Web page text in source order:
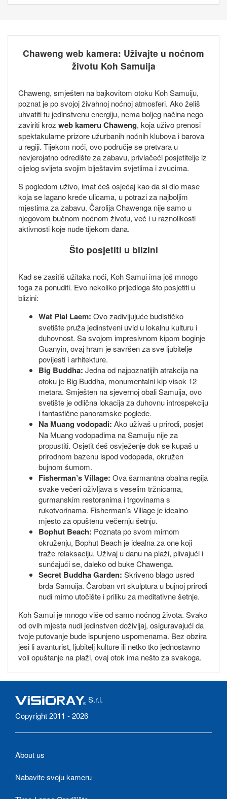
Chaweng web kamera: Uživajte u noćnom
životu Koh Samuija
Chaweng, smješten na bajkovitom otoku Koh Samuiju,
poznat je po svojoj živahnoj noćnoj atmosferi. Ako želiš
uhvatiti tu jedinstvenu energiju, nema boljeg načina nego
zaviriti kroz web kameru Chaweng, koja uživo prenosi
spektakularne prizore užurbanih noćnih klubova i barova
u regiji. Tijekom noći, ovo područje se pretvara u
nevjerojatno odredište za zabavu, privlačeći posjetitelje iz
cijelog svijeta svojim blještavim svjetlima i zvucima.
S pogledom uživo, imat ćeš osjećaj kao da si dio mase
koja se lagano kreće ulicama, u potrazi za najboljim
mjestima za zabavu. Čarolija Chawenga nije samo u
njegovom bučnom noćnom životu, već i u raznolikosti
aktivnosti koje nude tijekom dana.
Što posjetiti u blizini
Kad se zasitiš užitaka noći, Koh Samui ima još mnogo
toga za ponuditi. Evo nekoliko prijedloga što posjetiti u
blizini:
Wat Plai Laem: Ovo zadivljujuće budističko
svetište pruža jedinstveni uvid u lokalnu kulturu i
duhovnost. Sa svojom impresivnom kipom boginje
Guanyin, ovaj hram je savršen za sve ljubitelje
povijesti i arhitekture.
Big Buddha: Jedna od najpoznatijih atrakcija na
otoku je Big Buddha, monumentalni kip visok 12
metara. Smješten na sjevernoj obali Samuija, ovo
svetište je odlična lokacija za duhovnu introspekciju
i fantastične panoramske poglede.
Na Muang vodopadi: Ako uživaš u prirodi, posjet
Na Muang vodopadima na Samuiju nije za
propustiti. Osjetit ćeš osvježenje dok se kupaš u
prirodnom bazenu ispod vodopada, okružen
bujnom šumom.
Fisherman’s Village: Ova šarmantna obalna regija
svake večeri oživljava s veselim tržnicama,
gurmanskim restoranima i trgovinama s
rukotvorinama. Fisherman’s Village je idealno
mjesto za opuštenu večernju šetnju.
Bophut Beach: Poznata po svom mirnom
okruženju, Bophut Beach je idealna za one koji
traže relaksaciju. Uživaj u danu na plaži, plivajući i
sunčajući se, daleko od buke Chawenga.
Secret Buddha Garden: Skriveno blago usred
brda Samuija. Čaroban vrt skulptura u bujnoj prirodi
nudi mirno utočište i priliku za meditativne šetnje.
Koh Samui je mnogo više od samo noćnog života. Svako
od ovih mjesta nudi jedinstven doživljaj, osiguravajući da
tvoje putovanje bude ispunjeno uspomenama. Bez obzira
jesi li avanturist, ljubitelj kulture ili netko tko jednostavno
voli opuštanje na plaži, ovaj otok ima nešto za svakoga.
S.r.l.
Copyright 2011 - 2026
About us
Nabavite svoju kameru